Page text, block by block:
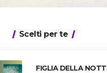
Scelti per te
FIGLIA DELLA